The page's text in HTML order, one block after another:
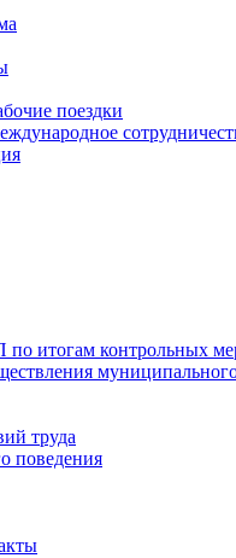
поездки
итогам контрольных
труда
поведения